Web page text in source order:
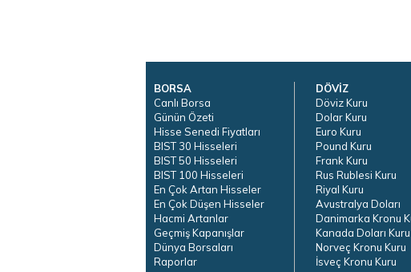
BORSA
Canlı Borsa
Günün Özeti
Hisse Senedi Fiyatları
BIST 30 Hisseleri
BIST 50 Hisseleri
BIST 100 Hisseleri
En Çok Artan Hisseler
En Çok Düşen Hisseler
Hacmi Artanlar
Geçmiş Kapanışlar
Dünya Borsaları
Raporlar
DÖVİZ
Döviz Kuru
Dolar Kuru
Euro Kuru
Pound Kuru
Frank Kuru
Rus Rublesi Kuru
Riyal Kuru
Avustralya Doları
Danimarka Kronu
Kanada Doları Kuru
Norveç Kronu Kuru
İsveç Kronu Kuru